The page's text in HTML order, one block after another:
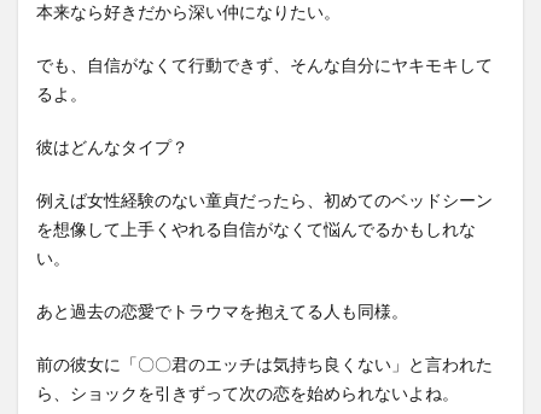
本来なら好きだから深い仲になりたい。
でも、自信がなくて行動できず、そんな自分にヤキモキして
るよ。
彼はどんなタイプ？
例えば女性経験のない童貞だったら、初めてのベッドシーン
を想像して上手くやれる自信がなくて悩んでるかもしれな
い。
あと過去の恋愛でトラウマを抱えてる人も同様。
前の彼女に「〇〇君のエッチは気持ち良くない」と言われた
ら、ショックを引きずって次の恋を始められないよね。